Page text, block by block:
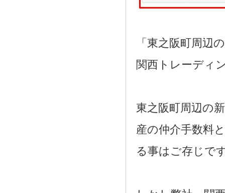
「東之阪町周辺
関西トレーディ
東之阪町周辺の
産の仲介手数料
る事はご存じで